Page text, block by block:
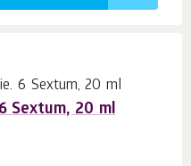
Sextum, 20 ml